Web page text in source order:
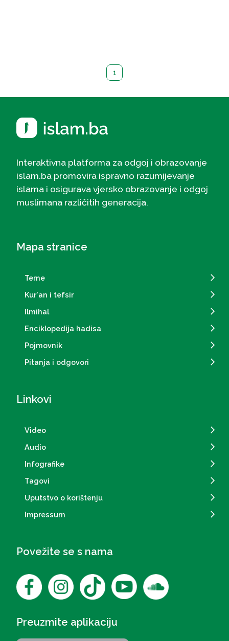
1
Interaktivna platforma za odgoj i obrazovanje
islam.ba promovira ispravno razumijevanje
islama i osigurava vjersko obrazovanje i odgoj
muslimana različitih generacija.
Mapa stranice
Teme
Kur'an i tefsir
Ilmihal
Enciklopedija hadisa
Pojmovnik
Pitanja i odgovori
Linkovi
Video
Audio
Infografike
Tagovi
Uputstvo o korištenju
Impressum
Povežite se s nama
Preuzmite aplikaciju